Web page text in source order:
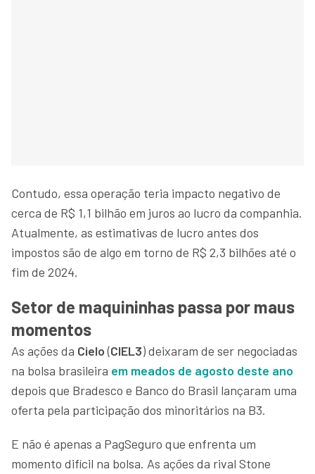
Contudo, essa operação teria impacto negativo de
cerca de R$ 1,1 bilhão em juros ao lucro da companhia.
Atualmente, as estimativas de lucro antes dos
impostos são de algo em torno de R$ 2,3 bilhões até o
fim de 2024.
Setor de maquininhas passa por maus
momentos
As ações da Cielo(CIEL3) deixaram de ser negociadas
na bolsa brasileira em meados de agosto deste ano
depois que Bradesco e Banco do Brasil lançaram uma
oferta pela participação dos minoritários na B3.
E não é apenas a PagSeguro que enfrenta um
momento difícil na bolsa. As ações da rival Stone